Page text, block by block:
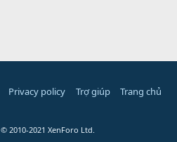
Privacy policy Trợ giúp Trang chủ
© 2010-2021 XenForo Ltd.